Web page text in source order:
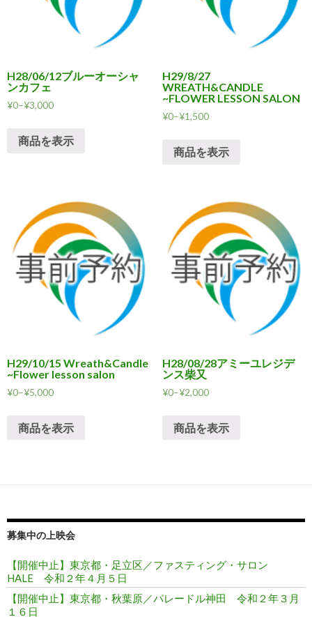
H28/06/12ブルーオーシャ
ンカフェ
¥0–¥3,000
商品を表示
H29/8/27
WREATH&CANDLE
~FLOWER LESSON SALON
¥0–¥1,500
商品を表示
H29/10/15 Wreath&Candle
~Flower lesson salon
¥0–¥5,000
商品を表示
H28/08/28アミーユレジデ
ンス柴又
¥0–¥2,000
商品を表示
募集中の上映会
【開催中止】東京都・足立区／ファスティング・サロン
HALE 令和２年４月５日
【開催中止】東京都・秋葉原／パレードル神田 令和２年３月
１６日